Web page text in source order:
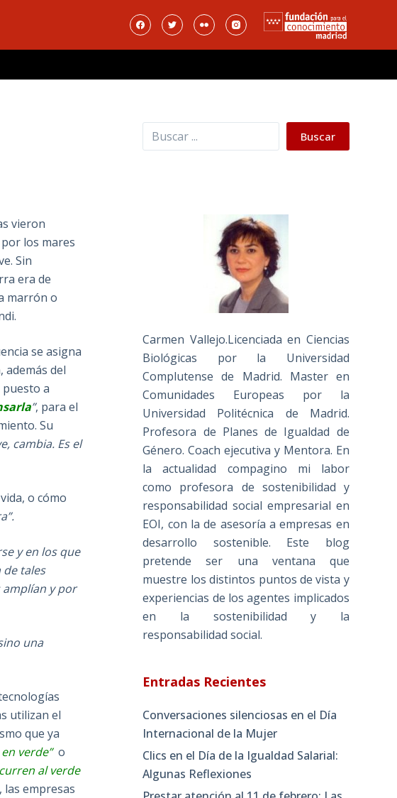
vieron
los mares
Sin
era de
marrón o
se asigna
además del
a
”, para el
Su
cambia. Es el
o cómo
y en los que
tales
y por
una
utilizan el
que ya
verde” o
al verde
empresas
Buscar Buscar
Carmen Vallejo.Licenciada en Ciencias
Biológicas por la Universidad
Complutense de Madrid. Master en
Comunidades Europeas por la
Universidad Politécnica de Madrid.
Profesora de Planes de Igualdad de
Género. Coach ejecutiva y Mentora. En
la actualidad compagino mi labor
como profesora de sostenibilidad y
responsabilidad social empresarial en
EOI, con la de asesoría a empresas en
desarrollo sostenible. Este blog
pretende ser una ventana que
muestre los distintos puntos de vista y
experiencias de los agentes implicados
en la sostenibilidad y la
responsabilidad social.
Entradas Recientes
Conversaciones silenciosas en el Día
Internacional de la Mujer
Clics en el Día de la Igualdad Salarial:
Algunas Reflexiones